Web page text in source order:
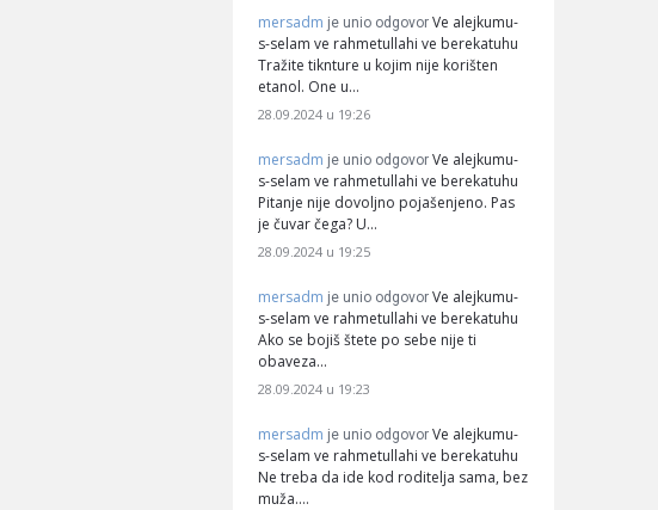
mersadm je unio odgovor Ve alejkumu-
s-selam ve rahmetullahi ve berekatuhu
Tražite tiknture u kojim nije korišten
etanol. One u…
28.09.2024 u 19:26
mersadm je unio odgovor Ve alejkumu-
s-selam ve rahmetullahi ve berekatuhu
Pitanje nije dovoljno pojašenjeno. Pas
je čuvar čega? U…
28.09.2024 u 19:25
mersadm je unio odgovor Ve alejkumu-
s-selam ve rahmetullahi ve berekatuhu
Ako se bojiš štete po sebe nije ti
obaveza…
28.09.2024 u 19:23
mersadm je unio odgovor Ve alejkumu-
s-selam ve rahmetullahi ve berekatuhu
Ne treba da ide kod roditelja sama, bez
muža.…